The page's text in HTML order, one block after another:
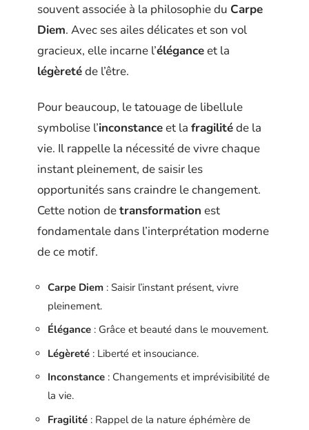
souvent associée à la philosophie du Carpe
Diem. Avec ses ailes délicates et son vol
gracieux, elle incarne l’éléganceet la
légèretéde l’être.
Pour beaucoup, le tatouage de libellule
symbolise l’inconstanceet la fragilitéde la
vie. Il rappelle la nécessité de vivre chaque
instant pleinement, de saisir les
opportunités sans craindre le changement.
Cette notion detransformation est
fondamentale dans l’interprétation moderne
de ce motif.
Carpe Diem : Saisir l’instant présent, vivre
pleinement.
Élégance : Grâce et beauté dans le mouvement.
Légèreté : Liberté et insouciance.
Inconstance : Changements et imprévisibilité de
la vie.
Fragilité : Rappel de la nature éphémère de